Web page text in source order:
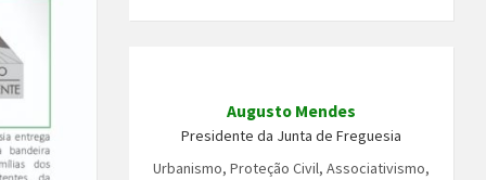
Augusto Mendes
Presidente da Junta de Freguesia
Urbanismo, Proteção Civil, Associativismo,